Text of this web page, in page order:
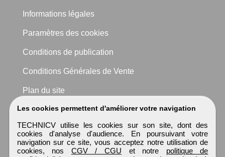
Les cookies permettent d'améliorer votre navigation
TECHNICV utilise les cookies sur son site, dont des
cookies d'analyse d'audience. En poursuivant votre
navigation sur ce site, vous acceptez notre utilisation de
cookies, nos CGV / CGU et notre politique de
Informations légales
Paramètres des cookies
Conditions de publication
Conditions Générales de Vente
Plan du site